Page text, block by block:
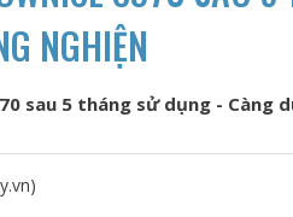
NGHIỆN
sau 5 tháng sử dụng - Càng